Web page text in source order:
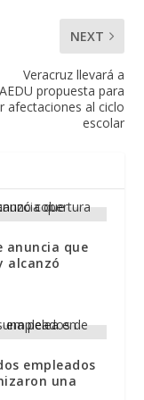
NEXT
Veracruz llevará a
propuesta para
afectaciones al ciclo
escolar
anuncia que
alcanzó
empleados
una